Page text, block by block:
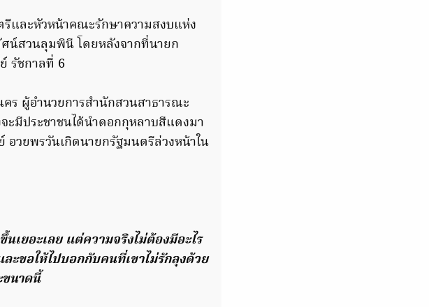
รีและหัวหน้าคณะรักษาความสงบแห่ง
น์สวนลุมพินี โดยหลังจากที่นายก
รัชกาลที่ 6
ร ผู้อำนวยการสำนักสวนสาธารณะ
มีประชาชนได้นำดอกกุหลาบสีแดงมา
อวยพรวันเกิดนายกรัฐมนตรีล่วงหน้าใน
นเยอะเลย แต่ความจริงไม่ต้องมีอะไร
ะขอให้ไปบอกกับคนที่เขาไม่รักลุงด้วย
นาดนี้